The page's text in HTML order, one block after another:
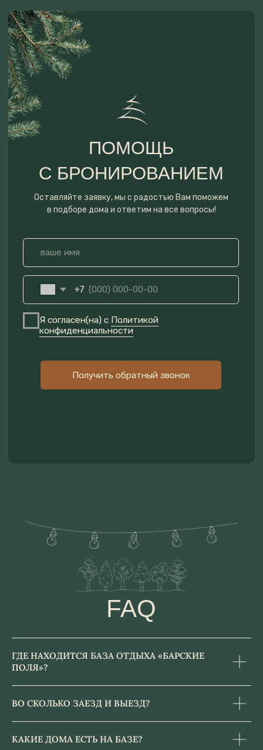
ГДЕ НАХОДИТСЯ БАЗА ОТДЫХА «БАРСКИЕ
ПОЛЯ»?
ВО СКОЛЬКО ЗАЕЗД И ВЫЕЗД?
КАКИЕ ДОМА ЕСТЬ НА БАЗЕ?
НОВОРИЖСКОЕ ШОССЕ, Д.
СТЕПАНЬКОВО
Яндекс.карты 2ГИС
бронирования с 9:00 до 24:00
+7 (495) 150-39-08
Проверить даты и забронировать